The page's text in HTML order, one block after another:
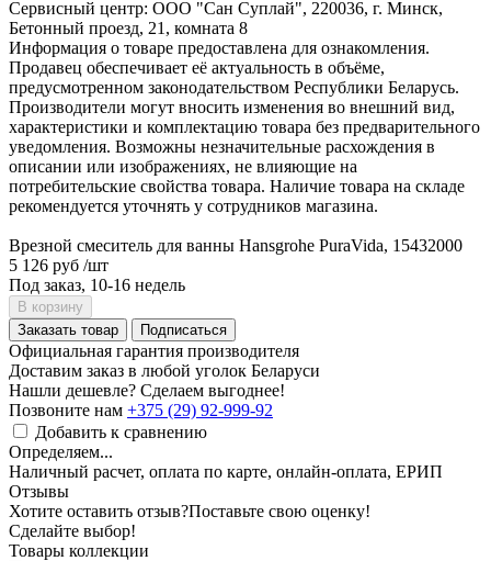
Сервисный центр: ООО "Сан Суплай", 220036, г. Минск,
Бетонный проезд, 21, комната 8
Информация о товаре предоставлена для ознакомления.
Продавец обеспечивает её актуальность в объёме,
предусмотренном законодательством Республики Беларусь.
Производители могут вносить изменения во внешний вид,
характеристики и комплектацию товара без предварительного
уведомления. Возможны незначительные расхождения в
описании или изображениях, не влияющие на
потребительские свойства товара. Наличие товара на складе
рекомендуется уточнять у сотрудников магазина.
Врезной смеситель для ванны Hansgrohe PuraVida, 15432000
5 126 руб /шт
Под заказ, 10-16 недель
В корзину
Заказать товар
Подписаться
Официальная гарантия производителя
Доставим заказ в любой уголок Беларуси
Нашли дешевле? Сделаем выгоднее!
Позвоните нам +375 (29) 92-999-92
Добавить к сравнению
Определяем...
Наличный расчет, оплата по карте, онлайн-оплата, ЕРИП
Отзывы
Хотите оставить отзыв?Поставьте свою оценку!
Сделайте выбор!
Товары коллекции